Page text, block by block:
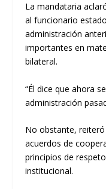
La mandataria
al funcionario
administración
importantes en
bilateral.
“Él dice que ahora
administración
No obstante,
acuerdos de
principios de
institucional.